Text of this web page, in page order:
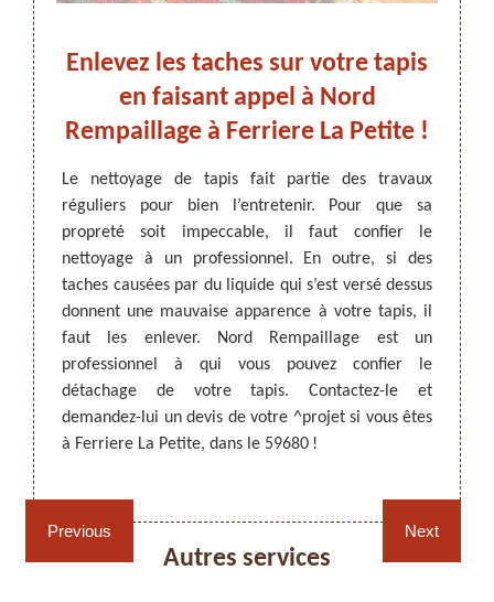
ARTISAN DEZITTER, REMPAILLAGE -
CANNAGE - RECOLLAGE, 59 NORD
chaises et sièges 59
Cannage fauteuil, chaises
et sièges 59
Previous
tapis
un
il
À
le
Enlevez les taches sur votre tapis
en faisant appel à Nord
Rempaillage à Ferriere La Petite !
Le nettoyage de tapis fait partie des travaux
réguliers pour bien l’entretenir. Pour que sa
propreté soit impeccable, il faut confier le
nettoyage à un professionnel. En outre, si des
taches causées par du liquide qui s’est versé dessus
donnent une mauvaise apparence à votre tapis, il
faut les enlever. Nord Rempaillage est un
professionnel à qui vous pouvez confier le
détachage de votre tapis. Contactez-le et
demandez-lui un devis de votre ^projet si vous êtes
à Ferriere La Petite, dans le 59680 !
le
votre
pour
Next
Autres services